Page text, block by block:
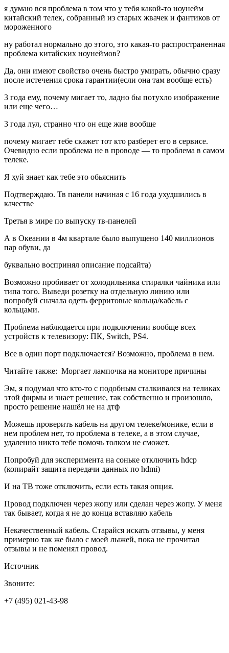
я думаю вся проблема в том что у тебя какой-то ноунейм
китайский телек, собранный из старых жвачек и фантиков от
мороженного
ну работал нормально до этого, это какая-то распространенная
проблема китайских ноунеймов?
Да, они имеют свойство очень быстро умирать, обычно сразу
после истечения срока гарантии(если она там вообще есть)
3 года ему, почему мигает то, ладно бы потухло изображение
или еще чего…
3 года лул, странно что он еще жив вообще
почему мигает тебе скажет тот кто разберет его в сервисе.
Очевидно если проблема не в проводе — то проблема в самом
телеке.
Я хуй знает как тебе это обьяснить
Подтверждаю. Тв панели начиная с 16 года ухудшились в
качестве
Третья в мире по выпуску тв-панелей
А в Океании в 4м квартале было выпущено 140 миллионов
пар обуви, да
буквально воспринял описание подсайта)
Возможно пробивает от холодильника стиралки чайника или
типа того. Выведи розетку на отдельную линию или
попробуй сначала одеть ферритовые кольца/кабель с
кольцами.
Проблема наблюдается при подключении вообще всех
устройств к телевизору: ПК, Switch, PS4.
Все в один порт подключается? Возможно, проблема в нем.
Читайте также: Моргает лампочка на мониторе причины
Эм, я подумал что кто-то с подобным сталкивался на теликах
этой фирмы и знает решение, так собственно и произошло,
просто решение нашёл не на дтф
Можешь проверить кабель на другом телеке/монике, если в
нем проблем нет, то проблема в телеке, а в этом случае,
удаленно никто тебе помочь толком не сможет.
Попробуй для эксперимента на соньке отключить hdcp
(копирайт защита передачи данных по hdmi)
И на ТВ тоже отключить, если есть такая опция.
Провод подключен через жопу или сделан через жопу. У меня
так бывает, когда я не до конца вставляю кабель
Некачественный кабель. Старайся искать отзывы, у меня
примерно так же было с моей лыжей, пока не прочитал
отзывы и не поменял провод.
Источник
Звоните:
+7 (495) 021-43-98